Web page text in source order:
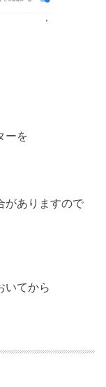
ーを
がありますので
いてから